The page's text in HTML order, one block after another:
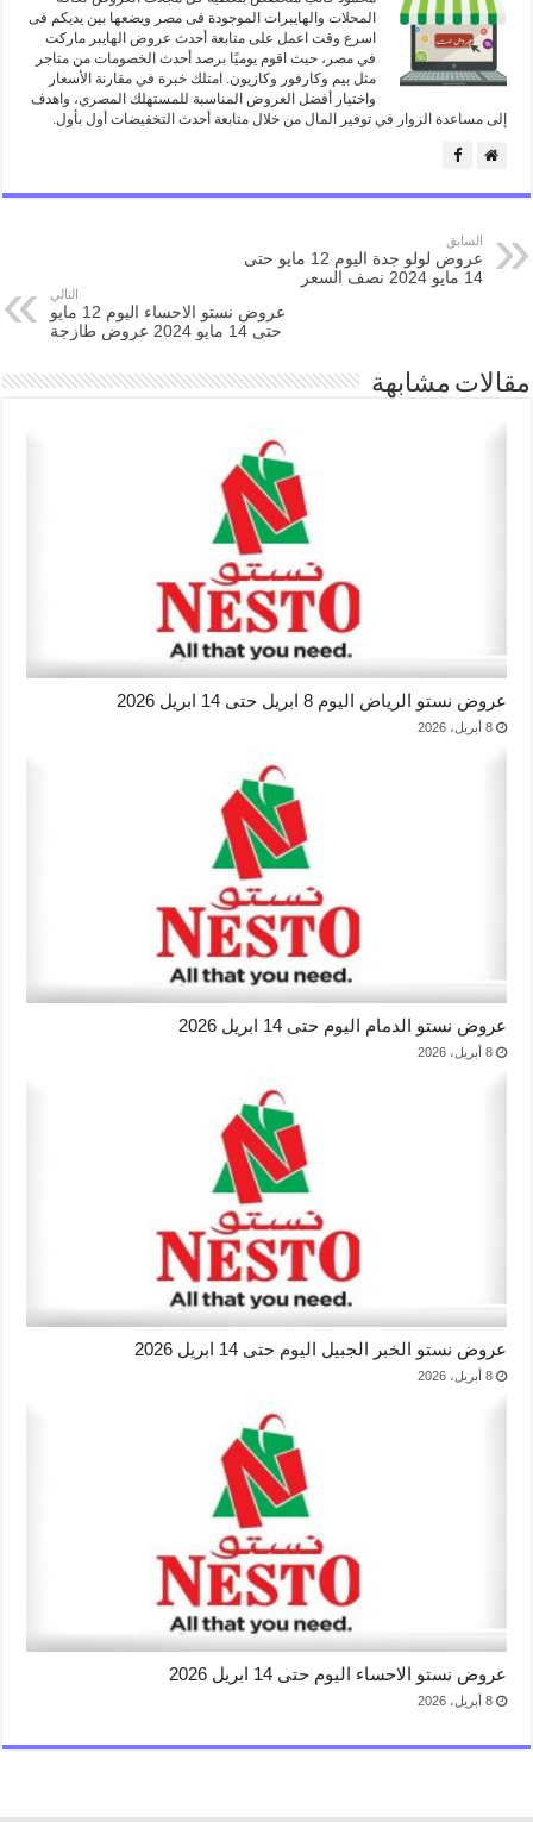
المحلات والهايبرات الموجودة فى مصر ويضعها بين يديكم فى
اسرع وقت اعمل على متابعة أحدث عروض الهايبر ماركت
في مصر، حيث اقوم يوميًا برصد أحدث الخصومات من متاجر
مثل بيم وكارفور وكازيون. امتلك خبرة في مقارنة الأسعار
واختيار أفضل العروض المناسبة للمستهلك المصري، واهدف
إلى مساعدة الزوار في توفير المال من خلال متابعة أحدث التخفيضات أول بأول.
السابق
عروض لولو جدة اليوم 12 مايو حتى
14 مايو 2024 نصف السعر
التالي
عروض نستو الاحساء اليوم 12 مايو
حتى 14 مايو 2024 عروض طازجة
مقالات مشابهة
عروض نستو الرياض اليوم 8 ابريل حتى 14 ابريل 2026
8 أبريل، 2026
عروض نستو الدمام اليوم حتى 14 ابريل 2026
8 أبريل، 2026
عروض نستو الخبر الجبيل اليوم حتى 14 ابريل 2026
8 أبريل، 2026
عروض نستو الاحساء اليوم حتى 14 ابريل 2026
8 أبريل، 2026